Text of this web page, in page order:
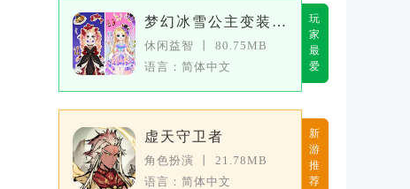
梦幻冰雪公主变装女王
休闲益智
80.75MB
语言：简体中文
玩
家
最
爱
虚天守卫者
角色扮演
21.78MB
语言：简体中文
新
游
推
荐